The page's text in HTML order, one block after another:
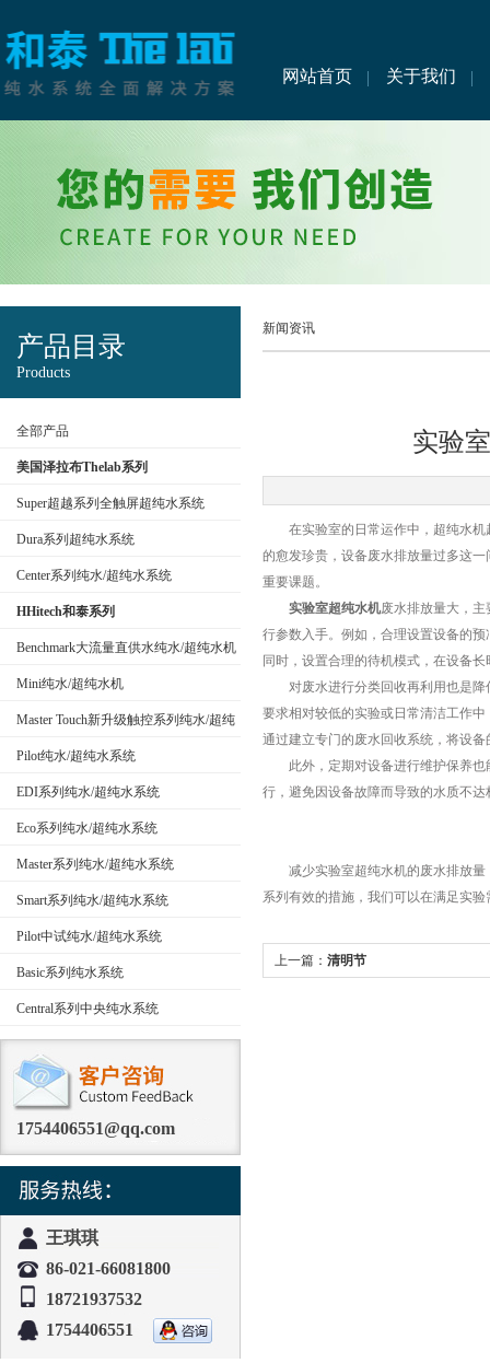
网站首页 关于我们
产品目录
Products
全部产品
美国泽拉布Thelab系列
Super超越系列全触屏超纯水系统
Dura系列超纯水系统
Center系列纯水/超纯水系统
HHitech和泰系列
Benchmark大流量直供水纯水/超纯水机
Mini纯水/超纯水机
Master Touch新升级触控系列纯水/超纯
水系统
Pilot纯水/超纯水系统
EDI系列纯水/超纯水系统
Eco系列纯水/超纯水系统
Master系列纯水/超纯水系统
Smart系列纯水/超纯水系统
Pilot中试纯水/超纯水系统
Basic系列纯水系统
Central系列中央纯水系统
1754406551@qq.com
王琪琪
86-021-66081800
18721937532
1754406551
新闻资讯
实验
在实验室的日常运作中，超纯水机
的愈发珍贵，设备废水排放量过多这
重要课题。
实验室超纯水机废水排放量大，
行参数入手。例如，合理设置设备的
同时，设置合理的待机模式，在设备
对废水进行分类回收再利用也是降
要求相对较低的实验或日常清洁工作
通过建立专门的废水回收系统，将设
此外，定期对设备进行维护保养也
行，避免因设备故障而导致的水质不
减少实验室超纯水机的废水排放量
系列有效的措施，我们可以在满足实
上一篇： 清明节